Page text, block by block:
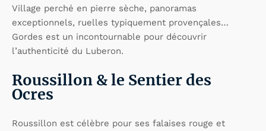
Village perché en pierre sèche, panoramas
exceptionnels, ruelles typiquement provençales…
Gordes est un incontournable pour découvrir
l’authenticité du Luberon.
Roussillon & le Sentier des
Ocres
Roussillon est célèbre pour ses falaises rouge et